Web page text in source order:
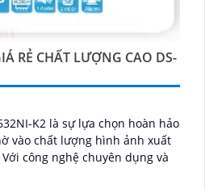
RẺ CHẤT LƯỢNG CAO DS-
K2 là sự lựa chọn hoàn hảo
vào chất lượng hình ảnh xuất